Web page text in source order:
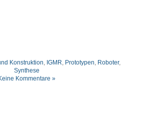
Konstruktion, IGMR, Prototypen, Roboter,
Synthese
Kommentare »